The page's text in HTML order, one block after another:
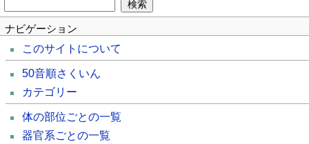
ナビゲーション
このサイトについて
50音順さくいん
カテゴリー
体の部位ごとの一覧
器官系ごとの一覧